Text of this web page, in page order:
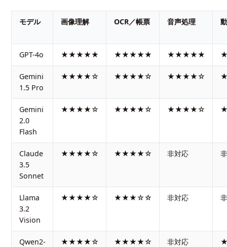
モデル 画像理解 OCR／帳票 音声処理
GPT-4o ★★★★★ ★★★★★ ★★★★★
Gemini
1.5 Pro
★★★★☆ ★★★★☆ ★★★★☆
Gemini
2.0
Flash
★★★★☆ ★★★★☆ ★★★★☆
Claude
3.5
Sonnet
★★★★☆ ★★★★☆ 非対応
Llama
3.2
Vision
★★★★☆ ★★★☆☆ 非対応
Qwen2-
★★★★☆ ★★★★☆ 非対応